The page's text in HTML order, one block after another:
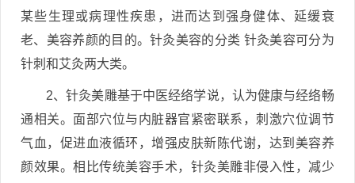
某些生理或病理性疾患，进而达到强身健体、延缓衰
老、美容养颜的目的。针灸美容的分类 针灸美容可分为
针刺和艾灸两大类。
2、针灸美雕基于中医经络学说，认为健康与经络畅
通相关。面部穴位与内脏器官紧密联系，刺激穴位调节
气血，促进血液循环，增强皮肤新陈代谢，达到美容养
颜效果。相比传统美容手术，针灸美雕非侵入性，减少